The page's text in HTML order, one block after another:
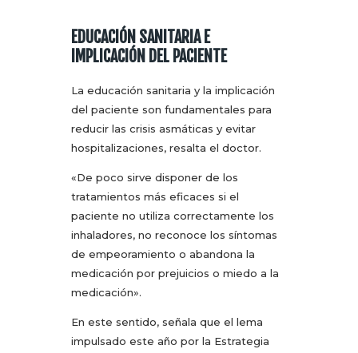
EDUCACIÓN SANITARIA E
IMPLICACIÓN DEL PACIENTE
La educación sanitaria y la implicación
del paciente son fundamentales para
reducir las crisis asmáticas y evitar
hospitalizaciones, resalta el doctor.
«De poco sirve disponer de los
tratamientos más eficaces si el
paciente no utiliza correctamente los
inhaladores, no reconoce los síntomas
de empeoramiento o abandona la
medicación por prejuicios o miedo a la
medicación».
En este sentido, señala que el lema
impulsado este año por la Estrategia